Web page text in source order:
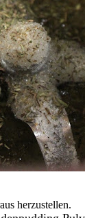
herzustellen.